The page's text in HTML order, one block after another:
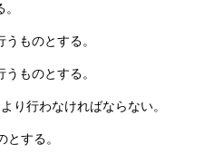
うものとする。
うものとする。
り行わなければならない。
とする。